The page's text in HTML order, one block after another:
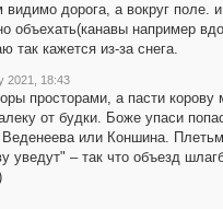
дорога, а вокруг поле.
объехать(канавы например
так кажется из-за снега.
2021, 18:43
просторами, а пасти корову
от будки. Боже упаси
Веденеева или Коншина.
уведут" – так что объезд